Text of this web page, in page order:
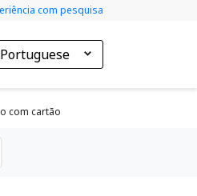
com pesquisa
Portuguese
com cartão